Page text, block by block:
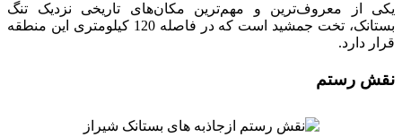
یکی از معروف‌ترین و مهم‌ترین مکان‌های تاریخی نزدیک تنگ
بستانک، تخت جمشید است که در فاصله 120 کیلومتری این منطقه
قرار دارد.
نقش رستم